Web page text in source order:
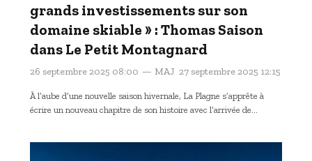
grands investissements sur son
domaine skiable » : Thomas Saison
dans Le Petit Montagnard
26 septembre 2025 08:00 MAJ 27 septembre 2025 12:15
À l’aube d’une nouvelle saison hivernale, La Plagne s’apprête à
écrire un nouveau chapitre de son histoire avec l’arrivée de…